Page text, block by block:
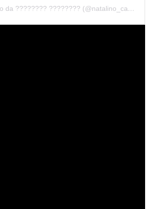
Un post condiviso da ???????? ???????? (@natalino_capristo)